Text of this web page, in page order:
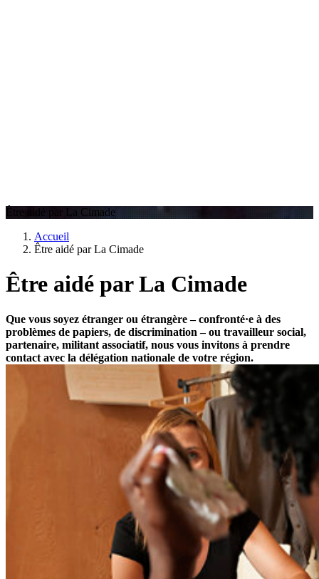
Être aidé par La Cimade
Accueil
Être aidé par La Cimade
Être aidé par La Cimade
Que vous soyez étranger ou étrangère – confronté·e à des
problèmes de papiers, de discrimination – ou travailleur social,
partenaire, militant associatif, nous vous invitons à prendre
contact avec la délégation nationale de votre région.